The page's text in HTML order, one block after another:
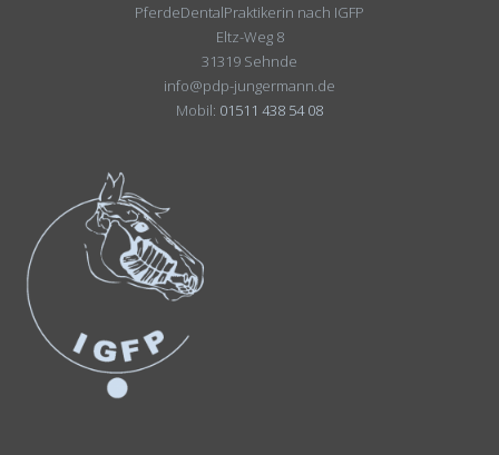
PferdeDentalPraktikerin nach IGFP
Eltz-Weg 8
31319 Sehnde
info@pdp-jungermann.de
Mobil: 01511 438 54 08